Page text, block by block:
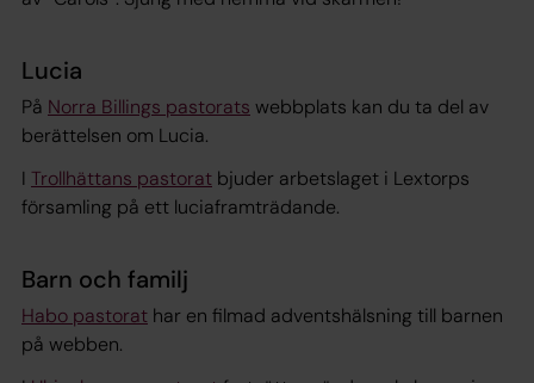
Lucia
På Norra Billings pastorats webbplats kan du ta del av
berättelsen om Lucia.
I Trollhättans pastorat bjuder arbetslaget i Lextorps
församling på ett luciaframträdande.
Barn och familj
Habo pastorat har en filmad adventshälsning till barnen
på webben.